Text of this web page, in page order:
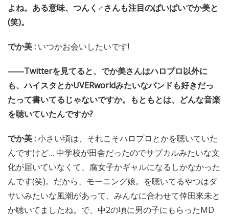
よね。ある意味、つんく♂さんも注目のぱいぱいでか美と
(笑)。
でか美 : いつかお会いしたいです!
――Twitterを見てると、でか美さんはハロプロ以外に
も、ハイスタとかUVERworldみたいなバンドも好きだっ
たって書いてるじゃないですか。もともとは、どんな音楽
を聴いていたんですか?
でか美 :小さい頃は、それこそハロプロとかを聴いていた
んですけど… 中学校が田舎だったのでサブカルみたいな文
化が届いていなくて、腐女子かギャルになるしかなかった
んです(笑)。だから、モーニング娘。を聴いてるやつはダ
サいみたいな風潮があって、みんなに合わせて倖田來未と
か聴いてましたね。で、中2の頃に男の子にもらったMD